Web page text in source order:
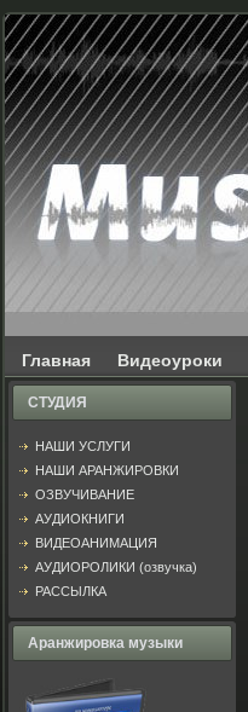
Главная Видеоуроки
СТУДИЯ
НАШИ УСЛУГИ
НАШИ АРАНЖИРОВКИ
ОЗВУЧИВАНИЕ
АУДИОКНИГИ
ВИДЕОАНИМАЦИЯ
АУДИОРОЛИКИ (озвучка)
РАССЫЛКА
Аранжировка музыки